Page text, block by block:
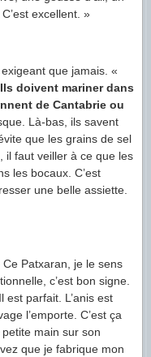
excellent. »
que jamais. «
Ils doivent mariner dans
de Cantabrie ou
Là-bas, ils savent
que les grains de sel
il faut veiller à ce que les
les bocaux. C’est
une belle assiette.
Patxaran, je le sens
c’est bon signe.
est parfait. L’anis est
l’emporte. C’est ça
main sur son
que je fabrique mon